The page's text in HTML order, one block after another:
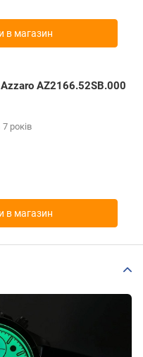
в магазин
AZ2166.52SB.000
років
в магазин